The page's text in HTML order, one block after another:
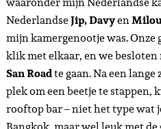
NederlandseJip,Davyen
mijn kamergenootje was.
klik met elkaar, en we
San Roadte gaan. Na een
plek om een beetje te stappen,
rooftop bar – niet het type wat